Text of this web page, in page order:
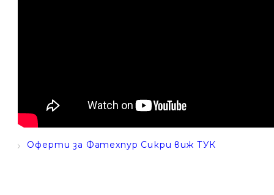
Оферти за Фатехпур Сикри виж ТУК